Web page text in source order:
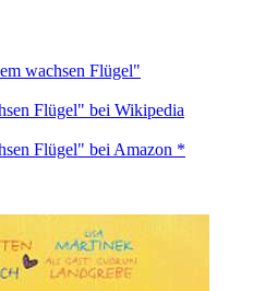
wachsen Flügel"
Flügel" bei Wikipedia
Flügel" bei Amazon *